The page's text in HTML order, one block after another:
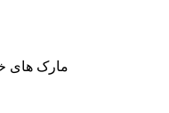
مارک های